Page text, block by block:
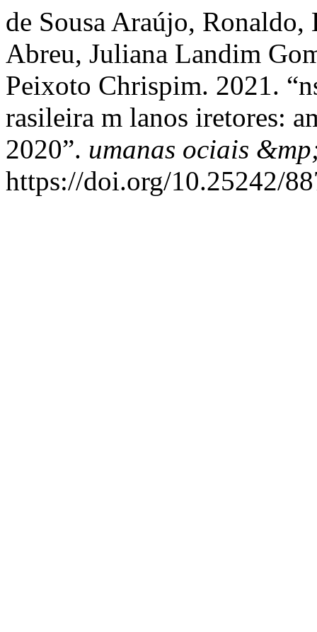
de Sousa Araújo,
Abreu, Juliana Landim
Peixoto Chrispim. 2021.
rasileira m lanos iretores:
2020”. umanas ociais
https://doi.org/10.25242/